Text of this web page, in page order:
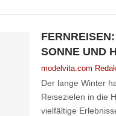
SONNE UND
modelvita.com
Der lange Winter
Reisezielen in die
vielfältige